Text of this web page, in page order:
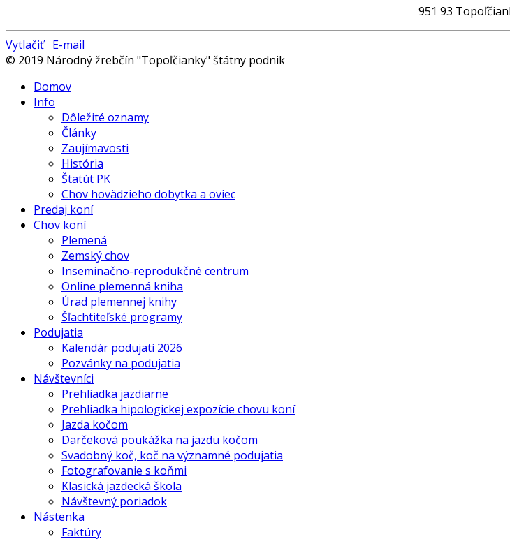
951 93
Vytlačiť E-mail
© 2019 Národný žrebčín "Topoľčianky" štátny podnik
Domov
Info
Dôležité oznamy
Články
Zaujímavosti
História
Štatút PK
Chov hovädzieho dobytka a oviec
Predaj koní
Chov koní
Plemená
Zemský chov
Inseminačno-reprodukčné centrum
Online plemenná kniha
Úrad plemennej knihy
Šľachtiteľské programy
Podujatia
Kalendár podujatí 2026
Pozvánky na podujatia
Návštevníci
Prehliadka jazdiarne
Prehliadka hipologickej expozície chovu koní
Jazda kočom
Darčeková poukážka na jazdu kočom
Svadobný koč, koč na významné podujatia
Fotografovanie s koňmi
Klasická jazdecká škola
Návštevný poriadok
Nástenka
Faktúry